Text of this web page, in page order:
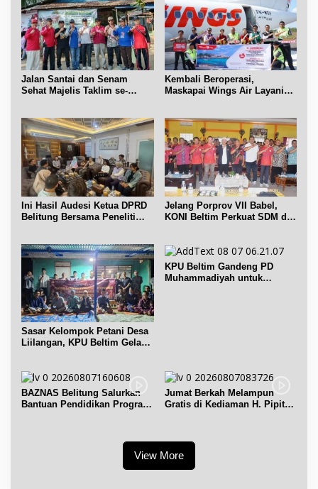
Jalan Santai dan Senam
Sehat Majelis Taklim se-
Kembali Beroperasi,
Maskapai Wings Air Layani
Ini Hasil Audesi Ketua DPRD
Belitung Bersama Peneliti
Jelang Porprov VII Babel,
KONI Beltim Perkuat SDM di
Sasar Kelompok Petani Desa
Liilangan, KPU Beltim Gelar
KPU Beltim Gandeng PD
Muhammadiyah untuk
BAZNAS Belitung Salurkan
Bantuan Pendidikan Program
Jumat Berkah Melampun
Gratis di Kediaman H. Pipit
View More